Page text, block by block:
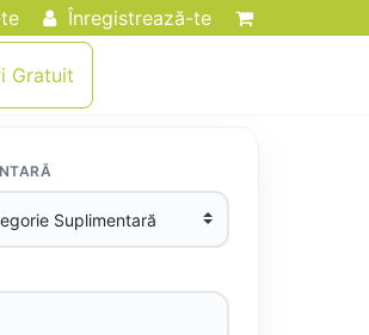
Înregistrează-te
Gratuit